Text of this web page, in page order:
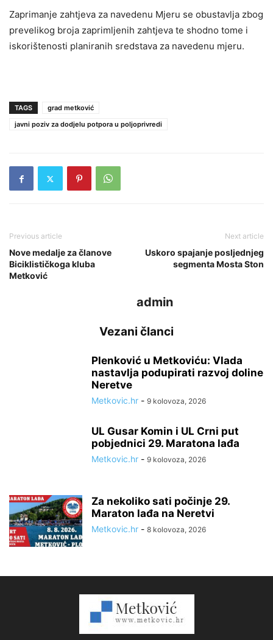
Zaprimanje zahtjeva za navedenu Mjeru se obustavlja zbog
prevelikog broja zaprimljenih zahtjeva te shodno tome i
iskorištenosti planiranih sredstava za navedenu mjeru.
TAGS
grad metković
javni poziv za dodjelu potpora u poljoprivredi
Previous article
Nove medalje za članove
Biciklističkoga kluba
Metković
Next article
Uskoro spajanje posljednjeg
segmenta Mosta Ston
admin
Vezani članci
Plenković u Metkoviću: Vlada
nastavlja podupirati razvoj doline
Neretve
Metkovic.hr - 9 kolovoza, 2026
UL Gusar Komin i UL Crni put
pobjednici 29. Maratona lađa
Metkovic.hr - 9 kolovoza, 2026
Za nekoliko sati počinje 29.
Maraton lađa na Neretvi
Metkovic.hr - 8 kolovoza, 2026